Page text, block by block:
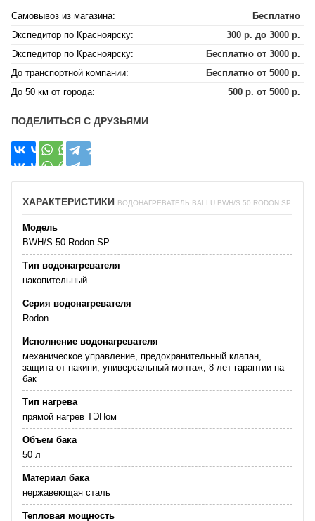
Самовывоз из магазина:
Бесплатно
Экспедитор по Красноярску:
300 р. до 3000 р.
Экспедитор по Красноярску:
Бесплатно от 3000 р.
До транспортной компании:
Бесплатно от 5000 р.
До 50 км от города:
500 р. от 5000 р.
ПОДЕЛИТЬСЯ С ДРУЗЬЯМИ
ХАРАКТЕРИСТИКИ ВОДОНАГРЕВАТЕЛЬ BALLU BWH/S 50 RODON SP
Модель
BWH/S 50 Rodon SP
Тип водонагревателя
накопительный
Серия водонагревателя
Rodon
Исполнение водонагревателя
механическое управление, предохранительный клапан,
защита от накипи, универсальный монтаж, 8 лет гарантии на
бак
Тип нагрева
прямой нагрев ТЭНом
Объем бака
50 л
Материал бака
нержавеющая сталь
Тепловая мощность